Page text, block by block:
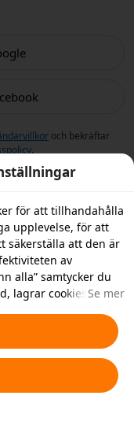
och bekräftar
.
för att tillhandahålla
upplevelse, för att
säkerställa att den är
av
alla” samtycker du
lagrar cookies och
du kan välja vilka
genom att
när som helst ändra
inte in cookies för
information, se vår
Se mer